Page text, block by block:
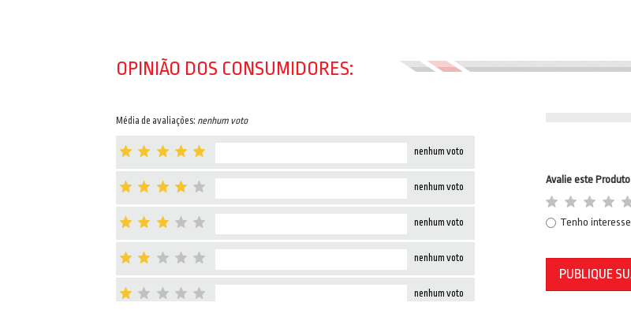
OPINIÃO DOS CONSUMIDORES:
Média de avaliações: nenhum voto
nenhum voto
nenhum voto
nenhum voto
nenhum voto
nenhum voto
Avalie este Produto
Tenho interesse
PUBLIQUE